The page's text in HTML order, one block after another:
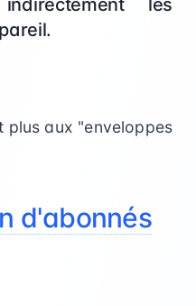
les
plus aux "enveloppes
d'abonnés